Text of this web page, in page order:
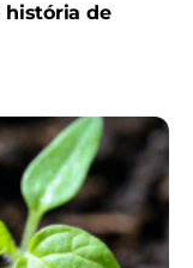
história de